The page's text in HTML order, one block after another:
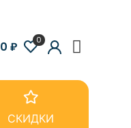
0 ₽ 0
СКИДКИ